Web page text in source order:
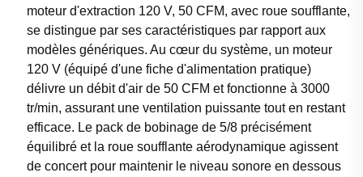
moteur d'extraction 120 V, 50 CFM, avec roue soufflante,
se distingue par ses caractéristiques par rapport aux
modèles génériques. Au cœur du système, un moteur
120 V (équipé d'une fiche d'alimentation pratique)
délivre un débit d'air de 50 CFM et fonctionne à 3000
tr/min, assurant une ventilation puissante tout en restant
efficace. Le pack de bobinage de 5/8 précisément
équilibré et la roue soufflante aérodynamique agissent
de concert pour maintenir le niveau sonore en dessous